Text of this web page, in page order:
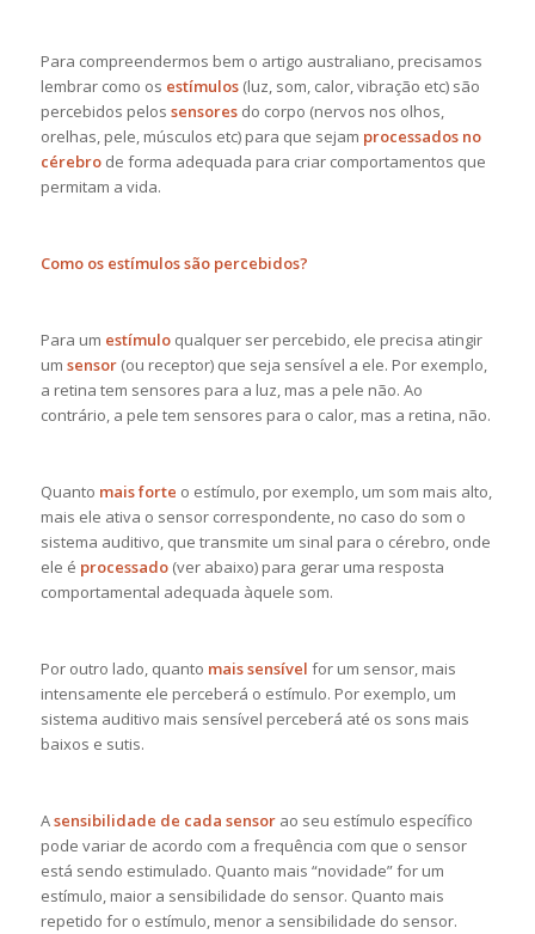
Para compreendermos bem o artigo australiano, precisamos
lembrar como os estímulos (luz, som, calor, vibração etc) são
percebidos pelos sensoresdo corpo (nervos nos olhos,
orelhas, pele, músculos etc) para que sejam processados no
cérebro de forma adequada para criar comportamentos que
permitam a vida.
Como os estímulos são percebidos?
Para um estímuloqualquer ser percebido, ele precisa atingir
um sensor (ou receptor) que seja sensível a ele. Por exemplo,
a retina tem sensores para a luz, mas a pele não. Ao
contrário, a pele tem sensores para o calor, mas a retina, não.
Quanto mais forte o estímulo, por exemplo, um som mais alto,
mais ele ativa o sensor correspondente, no caso do som o
sistema auditivo, que transmite um sinal para o cérebro, onde
ele é processado (ver abaixo) para gerar uma resposta
comportamental adequada àquele som.
Por outro lado, quanto mais sensível for um sensor, mais
intensamente ele perceberá o estímulo. Por exemplo, um
sistema auditivo mais sensível perceberá até os sons mais
baixos e sutis.
Asensibilidade de cada sensorao seu estímulo específico
pode variar de acordo com a frequência com que o sensor
está sendo estimulado. Quanto mais “novidade” for um
estímulo, maior a sensibilidade do sensor. Quanto mais
repetido for o estímulo, menor a sensibilidade do sensor.